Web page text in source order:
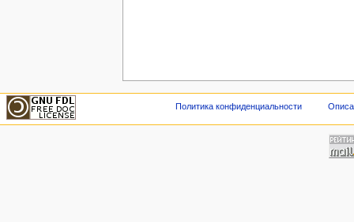
Политика конфиденциальности